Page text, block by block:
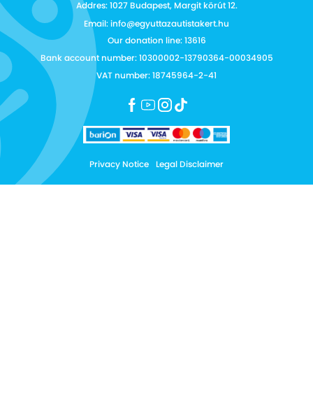
Addres: 1027 Budapest, Margit körút 12.
Email: info@egyuttazautistakert.hu
Our donation line: 13616
Bank account number: 10300002-13790364-00034905
VAT number: 18745964-2-41
Privacy Notice Legal Disclaimer